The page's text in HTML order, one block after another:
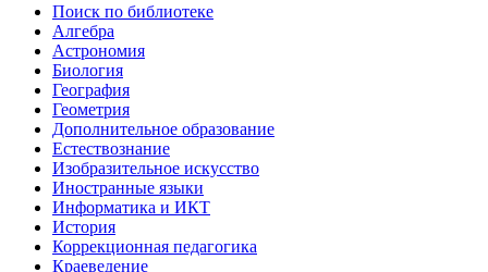
Поиск по библиотеке
Алгебра
Астрономия
Биология
География
Геометрия
Дополнительное образование
Естествознание
Изобразительное искусство
Иностранные языки
Информатика и ИКТ
История
Коррекционная педагогика
Краеведение